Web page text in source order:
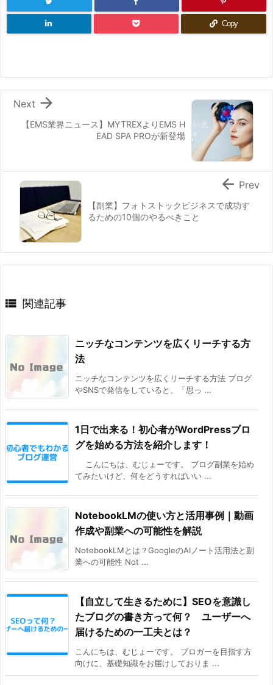
Copy
【EMS業界ニュース】MYTREXよりEMS H
EAD SPA PROが新登場

Next
【副業】フォトストックビジネスで成功す
るための10個のやるべきこと
 Prev
 関連記事
ニッチなコンテンツを広くリーチする方
法
ニッチなコンテンツを広くリーチする方法 ブログ
やSNSで発信をしていると、「思っ ...
1日で出来る！初心者がWordPressブロ
グを始める方法を紹介します！
こんにちは、むじょーです。 ブログ副業を始め
てみたいけど、何をどうすればいい ...
NotebookLMの使い方と活用事例｜動画
作成や副業への可能性を解説
NotebookLMとは？GoogleのAIノート活用法と副
業への可能性 Not ...
【自立して生きるために】SEOを意識し
たブログの書き方って何？ ユーザーへ
届けるための一工夫とは？
こんにちは、むじょーです。 ブロガーを目指す方
向けに、基礎知識をお届けしておりま ...